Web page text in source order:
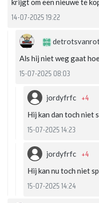
krijgt om een nieuwe te
14-07-2025 19:22
Als hij niet weg gaat
15-07-2025 08:03
jordyfrfc +4
Hij kan dan toch niet
15-07-2025 14:23
jordyfrfc +4
Hij kan nu toch niet
15-07-2025 14:24